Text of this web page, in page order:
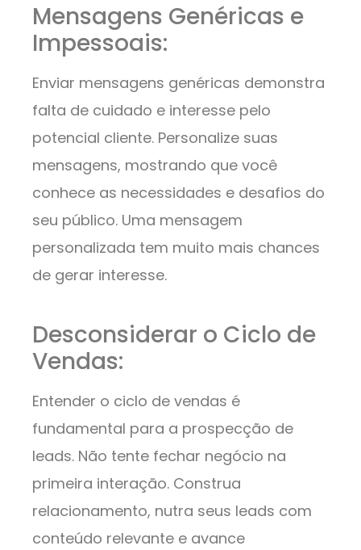
Mensagens Genéricas e
Impessoais:
Enviar mensagens genéricas demonstra
falta de cuidado e interesse pelo
potencial cliente. Personalize suas
mensagens, mostrando que você
conhece as necessidades e desafios do
seu público. Uma mensagem
personalizada tem muito mais chances
de gerar interesse.
Desconsiderar o Ciclo de
Vendas:
Entender o ciclo de vendas é
fundamental para a prospecção de
leads. Não tente fechar negócio na
primeira interação. Construa
relacionamento, nutra seus leads com
conteúdo relevante e avance